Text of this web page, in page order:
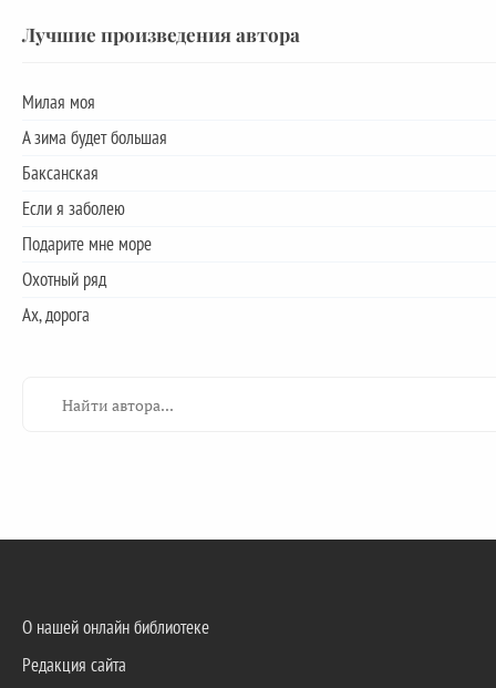
Лучшие произведения автора
Милая моя
А зима будет большая
Баксанская
Если я заболею
Подарите мне море
Охотный ряд
Ах, дорога
О нашей онлайн библиотеке
Редакция сайта